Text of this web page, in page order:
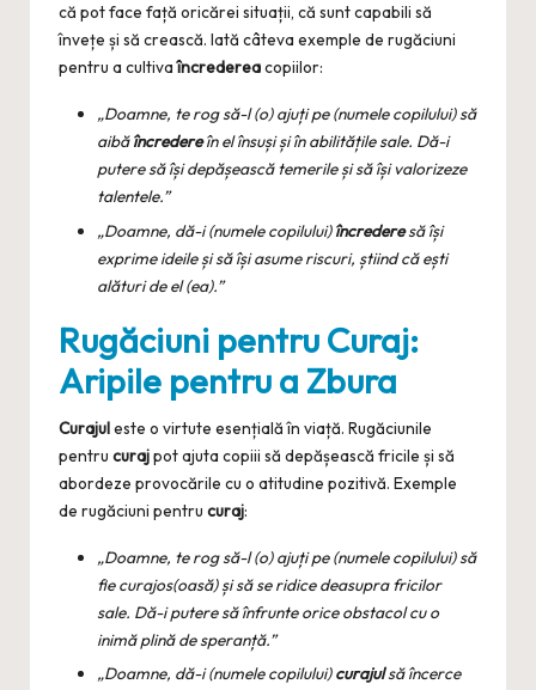
că pot face față oricărei situații, că sunt capabili să
învețe și să crească. Iată câteva exemple de rugăciuni
pentru a cultivaîncredereacopiilor:
„Doamne, te rog să-l (o) ajuți pe (numele copilului) să
aibăîncredereîn el însuși și în abilitățile sale. Dă-i
putere să își depășească temerile și să își valorizeze
talentele.”
„Doamne, dă-i (numele copilului)încrederesă își
exprime ideile și să își asume riscuri, știind că ești
alături de el (ea).”
Rugăciuni pentru Curaj:
Aripile pentru a Zbura
Curajuleste o virtute esențială în viață. Rugăciunile
pentru curajpot ajuta copiii să depășească fricile și să
abordeze provocările cu o atitudine pozitivă. Exemple
de rugăciuni pentru curaj:
„Doamne, te rog să-l (o) ajuți pe (numele copilului) să
fie curajos(oasă) și să se ridice deasupra fricilor
sale. Dă-i putere să înfrunte orice obstacol cu o
inimă plină de speranță.”
„Doamne, dă-i (numele copilului)curajulsă încerce